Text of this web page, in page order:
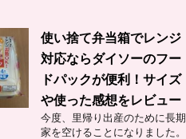
使い捨て弁当箱でレンジ
対応ならダイソーのフー
ドパックが便利！サイズ
や使った感想をレビュー
今度、里帰り出産のために長期
家を空けることになりました。